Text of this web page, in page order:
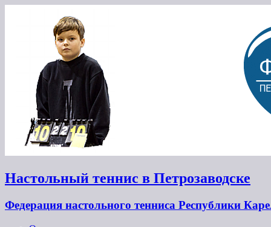
Настольный теннис в Петрозаводске
Федерация настольного тенниса Республики